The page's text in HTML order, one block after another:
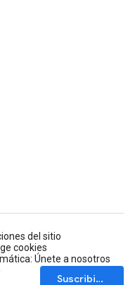
del sitio
cookies
Únete a nosotros
Suscribirse